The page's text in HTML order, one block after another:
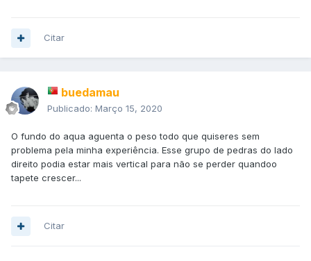
Citar
buedamau
Publicado: Março 15, 2020
O fundo do aqua aguenta o peso todo que quiseres sem
problema pela minha experiência. Esse grupo de pedras do lado
direito podia estar mais vertical para não se perder quandoo
tapete crescer...
Citar